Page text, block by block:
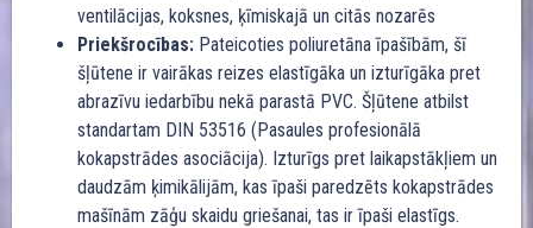
ventilācijas, koksnes, ķīmiskajā un citās nozarēs
Priekšrocības: Pateicoties poliuretāna īpašībām, šī
šļūtene ir vairākas reizes elastīgāka un izturīgāka pret
abrazīvu iedarbību nekā parastā PVC. Šļūtene atbilst
standartam DIN 53516 (Pasaules profesionālā
kokapstrādes asociācija). Izturīgs pret laikapstākļiem un
daudzām ķimikālijām, kas īpaši paredzēts kokapstrādes
mašīnām zāģu skaidu griešanai, tas ir īpaši elastīgs.